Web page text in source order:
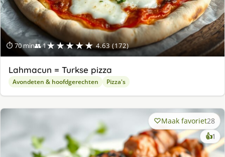
⏱ 70 min👥 1★★★★★ 4.63 (172)
Lahmacun = Turkse pizza
Avondeten & hoofdgerechten Pizza's
Maak favoriet28
👍1